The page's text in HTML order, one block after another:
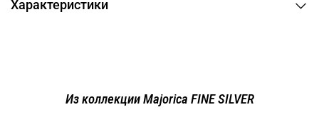
Характеристики
Из коллекции Majorica FINE SILVER